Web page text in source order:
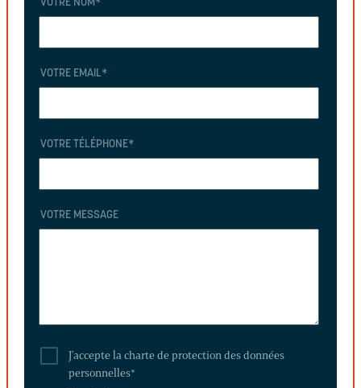
VOTRE NOM *
VOTRE EMAIL*
VOTRE TÉLÉPHONE*
VOTRE MESSAGE
J'accepte la charte de protection des données
personnelles*